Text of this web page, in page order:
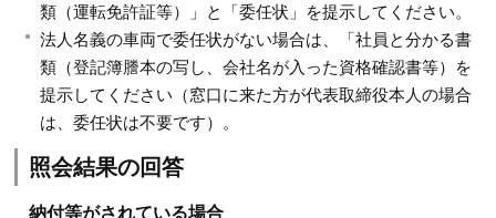
類（運転免許証等）」と「委任状」を提示してください。
法人名義の車両で委任状がない場合は、「社員と分かる書
類（登記簿謄本の写し、会社名が入った資格確認書等）を
提示してください（窓口に来た方が代表取締役本人の場合
は、委任状は不要です）。
照会結果の回答
納付等がされている場合